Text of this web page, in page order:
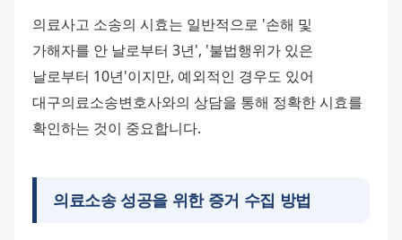
의료사고 소송의 시효는 일반적으로 '손해 및
가해자를 안 날로부터 3년', '불법행위가 있은
날로부터 10년'이지만, 예외적인 경우도 있어
대구의료소송변호사와의 상담을 통해 정확한 시효를
확인하는 것이 중요합니다.
의료소송 성공을 위한 증거 수집 방법